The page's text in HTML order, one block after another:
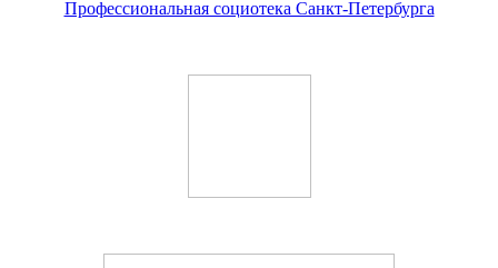
Профессиональная социотека Санкт-Петербурга